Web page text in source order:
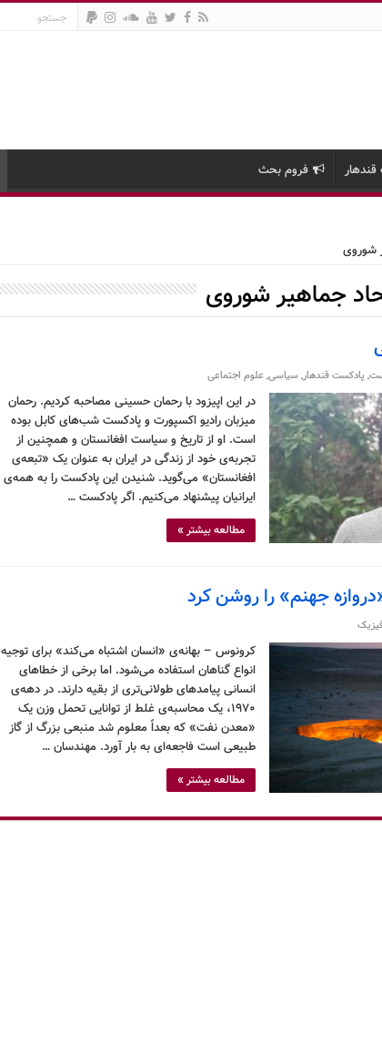
فروم بحث
شوروی
جماهیر شوروی
, پادکست قندهار, سیاسی,علوم اجتماعی
در این اپیزود با رحمان حسینی مصاحبه کردیم. رحمان
میزبان رادیو اکسپورت و پادکست شب‌های کابل بوده
است. او از تاریخ و سیاست افغانستان و همچنین از
تجربه‌ی خود از زندگی در ایران به عنوان یک «تبعه‌ی
افغانستان» می‌گوید. شنیدن این پادکست را به همه‌ی
ایرانیان پیشنهاد می‌کنیم. اگر پادکست …
مطالعه بیشتر »
جهنم» را روشن کرد
کرونوس – بهانه‌ی «انسان اشتباه می‌کند» برای توجیه
انواع گناهان استفاده می‌شود. اما برخی از خطاهای
انسانی پیامدهای طولانی‌تری از بقیه دارند. در دهه‌ی
۱۹۷۰، یک محاسبه‌ی غلط از توانایی تحمل وزن یک
«معدن نفت» که بعداً معلوم شد منبعی بزرگ از گاز
طبیعی است فاجعه‌ای به بار آورد. مهندسان …
مطالعه بیشتر »